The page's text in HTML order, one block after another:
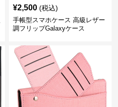
¥2,500 (税込)
手帳型スマホケース 高級レザー
調フリップGalaxyケース